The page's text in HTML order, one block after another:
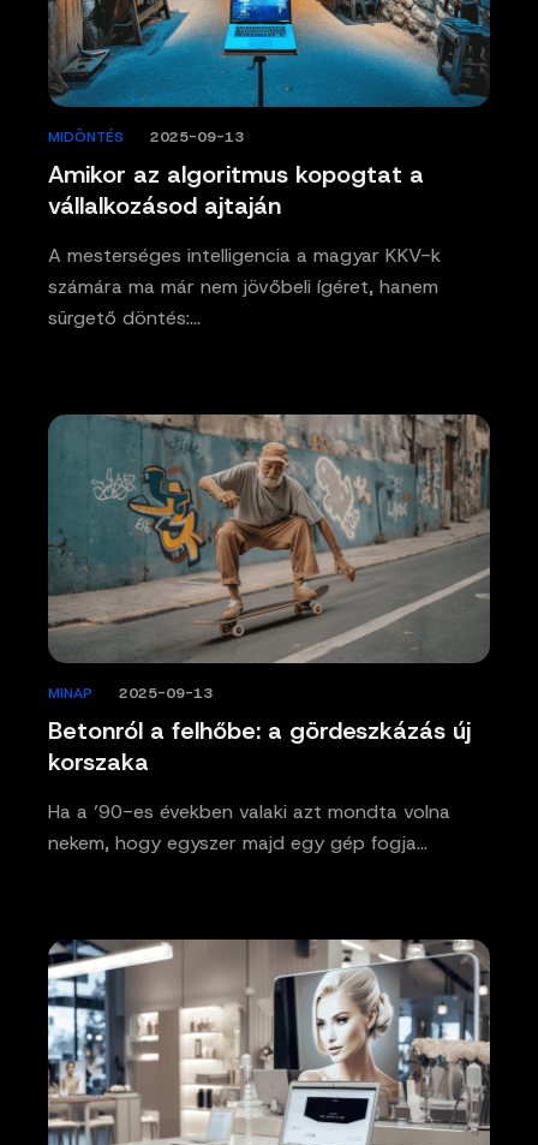
Amikor az algoritmus kopogtat a
vállalkozásod ajtaján
MIDÖNTÉS 2025-09-13
A mesterséges intelligencia a magyar KKV-k
számára ma már nem jövőbeli ígéret, hanem
sürgető döntés:…
Betonról a felhőbe: a gördeszkázás új
korszaka
MINAP 2025-09-13
Ha a ’90-es években valaki azt mondta volna
nekem, hogy egyszer majd egy gép fogja…